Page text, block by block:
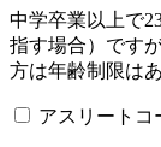
中学卒業以上で
指す場合）です
方は年齢制限は
アスリートコ